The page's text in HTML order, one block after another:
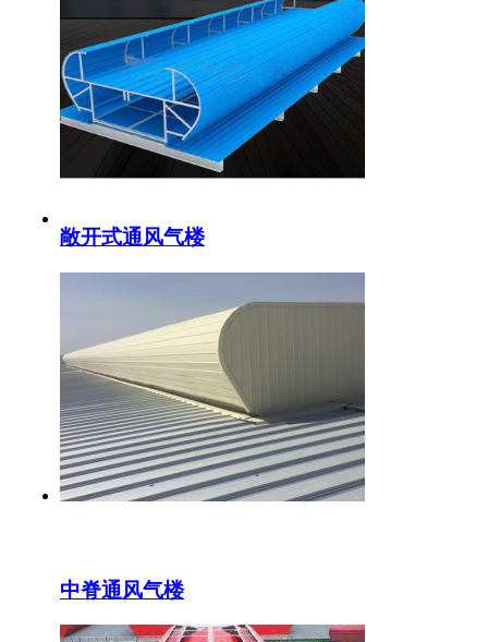
敞开式通风气楼
中脊通风气楼